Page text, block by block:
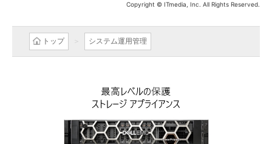
Copyright © ITmedia, Inc. All Rights Reserved.
トップ システム運用管理